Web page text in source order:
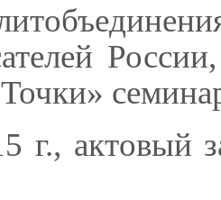
г., актовый